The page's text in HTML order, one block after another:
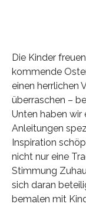
Die Kinder
kommende
einen herrlichen
überraschen –
Unten haben wir
Anleitungen
Inspiration
nicht nur eine
Stimmung
sich daran
bemalen mit